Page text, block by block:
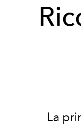
La